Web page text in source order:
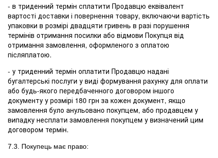
- в триденний термін сплатити Продавцю еквівалент
вартості доставки і повернення товару, включаючи вартість
упаковки в розмірі двадцяти гривень в разі порушення
термінів отримання посилки або відмови Покупця від
отримання замовлення, оформленого з оплатою
післяплатою.
- у триденний термін оплатити Продавцю надані
бугалтерські послуги у виді формування рахунку для оплати
або будь-якого передбаченного договором іншого
документу у розмірі 180 грн за кожен документ, якщо
замовлення було анульовано покупцем, або продавцем у
випадку несплати замовлення покупцем у визначений цим
договором термін.
7.3. Покупець має право: